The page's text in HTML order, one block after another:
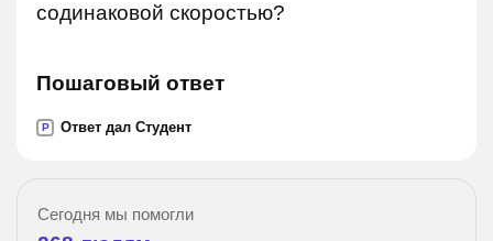
содинаковой скоростью?
Пошаговый ответ
P Ответ дал Студент
Сегодня мы помогли